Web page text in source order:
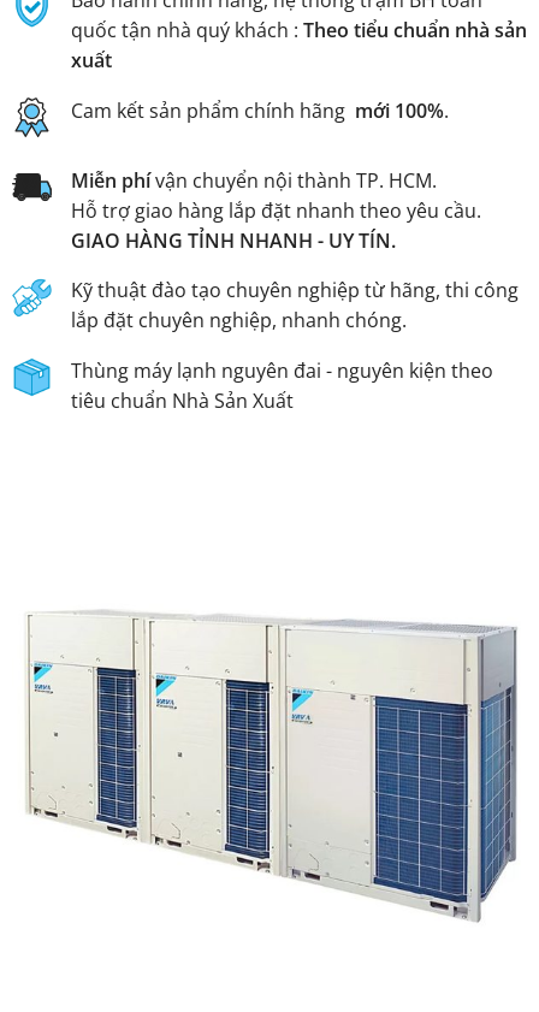
quốc tận nhà quý khách : Theo tiểu chuẩn nhà sản
xuất
Cam kết sản phẩm chính hãng mới 100%.
Miễn phívận chuyển nội thành TP. HCM.
Hỗ trợ giao hàng lắp đặt nhanh theo yêu cầu.
GIAO HÀNG TỈNH NHANH - UY TÍN.
Kỹ thuật đào tạo chuyên nghiệp từ hãng, thi công
lắp đặt chuyên nghiệp, nhanh chóng.
Thùng máy lạnh nguyên đai - nguyên kiện theo
tiêu chuẩn Nhà Sản Xuất